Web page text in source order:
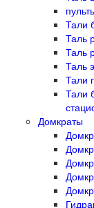
Тали
Таль
Таль
Таль
Тали
Тали
Домкраты